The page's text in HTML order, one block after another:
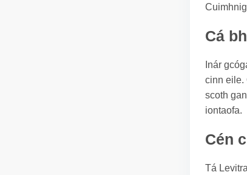
Cá
Inár
cinn eile.
scoth
iontaofa.
Cén
Tá